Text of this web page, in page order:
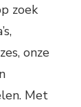
zoek
onze
Met